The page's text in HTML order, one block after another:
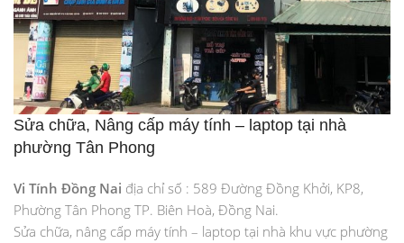
Sửa chữa, Nâng cấp máy tính – laptop tại nhà
phường Tân Phong
Vi Tính Đồng Nai địa chỉ số : 589 Đường Đồng Khởi, KP8,
Phường Tân Phong TP. Biên Hoà, Đồng Nai.
Sửa chữa, nâng cấp máy tính – laptop tại nhà khu vực phường